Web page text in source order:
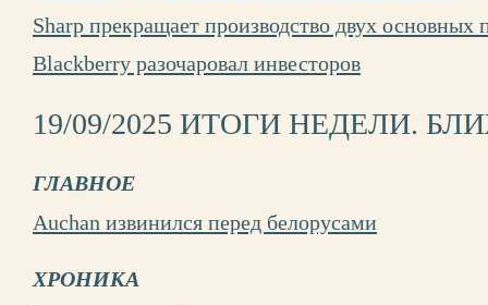
Sharp прекращает производство двух основных
Blackberry разочаровал инвесторов
19/09/2025 ИТОГИ НЕДЕЛИ.
ГЛАВНОЕ
Auchan извинился перед белорусами
ХРОНИКА